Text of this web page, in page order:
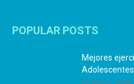
POPULAR POSTS
Mejores
Adolescentes